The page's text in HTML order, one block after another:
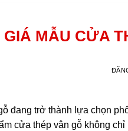
GIÁ MẪU CỬA
đang trở thành lựa chọn
cửa thép vân gỗ không